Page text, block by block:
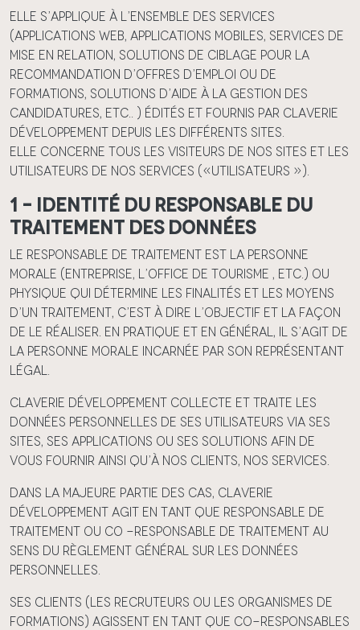
Elle s’applique à l’ensemble des services
(applications web, applications mobiles, services de
mise en relation, solutions de ciblage pour la
recommandation d’offres d’emploi ou de
formations, solutions d’aide à la gestion des
candidatures, etc.. ) édités et fournis par Claverie
Développement depuis les différents Sites.
Elle concerne tous les visiteurs de nos Sites et les
utilisateurs de nos Services («Utilisateurs »).
1 – Identité du responsable du
traitement des données
Le responsable de traitement est la personne
morale (entreprise, L’office de tourisme , etc.) ou
physique qui détermine les finalités et les moyens
d’un traitement, c’est à dire l’objectif et la façon
de le réaliser. En pratique et en général, il s’agit de
la personne morale incarnée par son représentant
légal.
Claverie Développement collecte et traite les
données personnelles de ses Utilisateurs via ses
Sites, ses Applications ou ses Solutions afin de
vous fournir ainsi qu’à nos Clients, nos Services.
Dans la majeure partie des cas, Claverie
Développement agit en tant que responsable de
traitement ou co -responsable de traitement au
sens du Règlement Général sur les données
personnelles.
Ses clients (les recruteurs ou les organismes de
formations) agissent en tant que co-responsables